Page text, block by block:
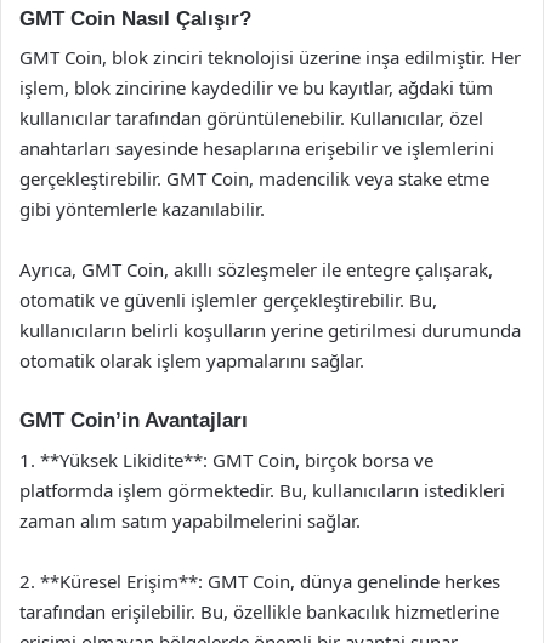
GMT Coin Nasıl Çalışır?
GMT Coin, blok zinciri teknolojisi üzerine inşa edilmiştir. Her
işlem, blok zincirine kaydedilir ve bu kayıtlar, ağdaki tüm
kullanıcılar tarafından görüntülenebilir. Kullanıcılar, özel
anahtarları sayesinde hesaplarına erişebilir ve işlemlerini
gerçekleştirebilir. GMT Coin, madencilik veya stake etme
gibi yöntemlerle kazanılabilir.
Ayrıca, GMT Coin, akıllı sözleşmeler ile entegre çalışarak,
otomatik ve güvenli işlemler gerçekleştirebilir. Bu,
kullanıcıların belirli koşulların yerine getirilmesi durumunda
otomatik olarak işlem yapmalarını sağlar.
GMT Coin’in Avantajları
1. **Yüksek Likidite**: GMT Coin, birçok borsa ve
platformda işlem görmektedir. Bu, kullanıcıların istedikleri
zaman alım satım yapabilmelerini sağlar.
2. **Küresel Erişim**: GMT Coin, dünya genelinde herkes
tarafından erişilebilir. Bu, özellikle bankacılık hizmetlerine